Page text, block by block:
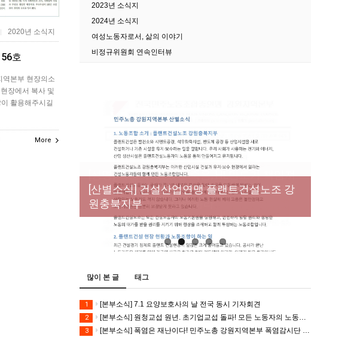
2020년 소식지
호
역본부 현장의소
장에서 복사 및
활용해주시길
More
2023년 소식지
2024년 소식지
여성노동자로서, 삶의 이야기
비정규위원회 연속인터뷰
[성명] 막을 수 있었던 죽음, HL만도가 책임져
라 : 청년노동자 사망사고의 철저한 진상규명
과 재발방지 대책 마련하라
[산별소식] 건설산업연맹 플랜트건설노조 강
원충북지부
[강릉,속초,원주,춘천] 폭염감시단 사업 이모저
모
[조합원☆인터뷰] 서비스연맹 전국학교비정
규직노동조합 강원지부 김유미 춘천지회장
[본부소식] 강원지역 노동자 합창단 모임
많이 본 글 태그
1 [본부소식] 7.1 요양보호사의 날 전국 동시 기자회견
2 [본부소식] 원청교섭 원년. 초기업교섭 돌파! 모든 노동자의 노동기본권 쟁취! 민주노총 7.15 총파업대회
3 [본부소식] 폭염은 재난이다! 민주노총 강원지역본부 폭염감시단 선포 기자회견